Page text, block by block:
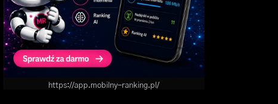
https://app.mobilny-ranking.pl/